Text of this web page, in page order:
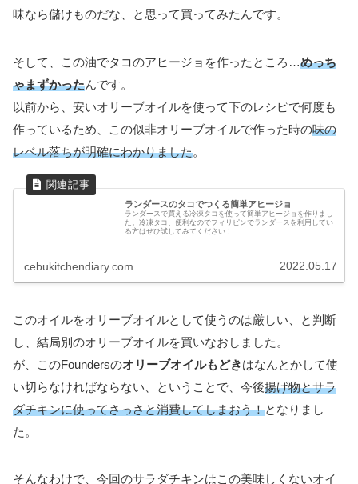
味なら儲けものだな、と思って買ってみたんです。
そして、この油でタコのアヒージョを作ったところ…めっち
ゃまずかったんです。
以前から、安いオリーブオイルを使って下のレシピで何度も
作っているため、この似非オリーブオイルで作った時の味の
レベル落ちが明確にわかりました。
ランダースのタコでつくる簡単アヒージョ
ランダースで買える冷凍タコを使って簡単アヒージョを作りまし
た。冷凍タコ、便利なのでフィリピンでランダースを利用してい
る方はぜひ試してみてください！
cebukitchendiary.com 2022.05.17
このオイルをオリーブオイルとして使うのは厳しい、と判断
し、結局別のオリーブオイルを買いなおしました。
が、このFoundersのオリーブオイルもどきはなんとかして使
い切らなければならない、ということで、今後揚げ物とサラ
ダチキンに使ってさっさと消費してしまおう！となりまし
た。
そんなわけで、今回のサラダチキンはこの美味しくないオイ